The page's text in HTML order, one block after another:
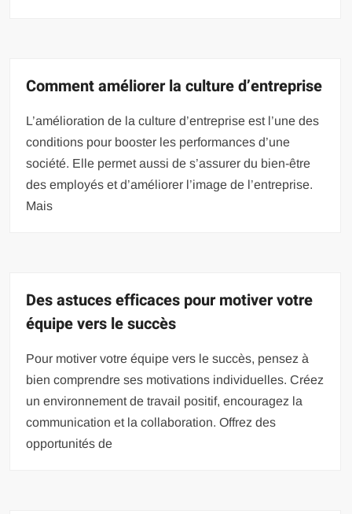
Comment améliorer la culture d’entreprise
L’amélioration de la culture d’entreprise est l’une des
conditions pour booster les performances d’une
société. Elle permet aussi de s’assurer du bien-être
des employés et d’améliorer l’image de l’entreprise.
Mais
Des astuces efficaces pour motiver votre
équipe vers le succès
Pour motiver votre équipe vers le succès, pensez à
bien comprendre ses motivations individuelles. Créez
un environnement de travail positif, encouragez la
communication et la collaboration. Offrez des
opportunités de